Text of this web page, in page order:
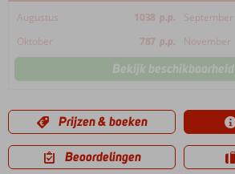
Augustus 1038 p.p. September
Oktober
787 p.p. November
Bekijk beschikbaarheid
Prijzen & boeken
Beoordelingen